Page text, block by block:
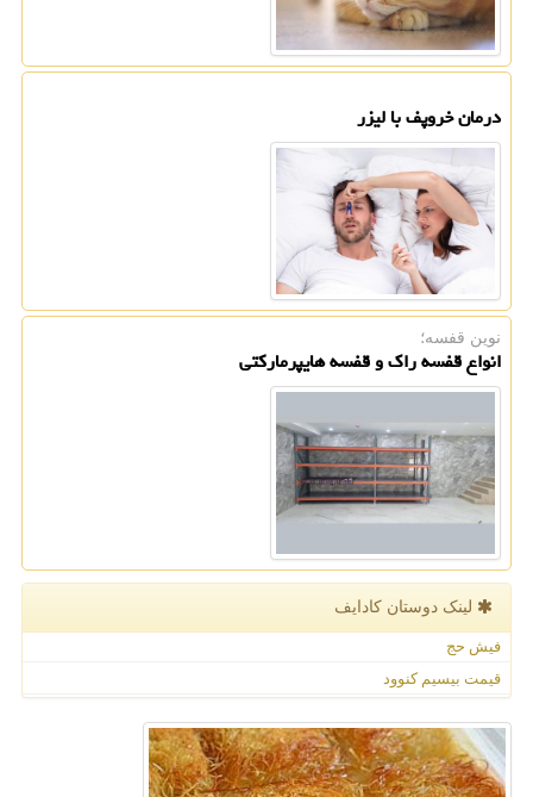
درمان خروپف با لیزر
نوین قفسه؛
انواع قفسه راک و قفسه هایپرمارکتی
لینک دوستان كادایف
فیش حج
قیمت بیسیم کنوود